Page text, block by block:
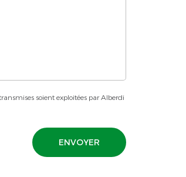
soient exploitées par Alberdi
ENVOYER